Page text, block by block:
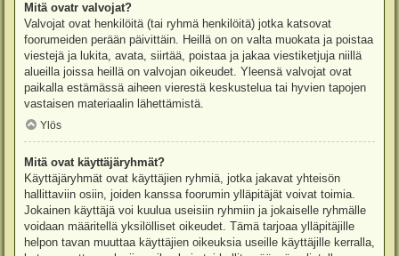
Mitä ovatr valvojat?
Valvojat ovat henkilöitä (tai ryhmä henkilöitä) jotka katsovat
foorumeiden perään päivittäin. Heillä on on valta muokata ja poistaa
viestejä ja lukita, avata, siirtää, poistaa ja jakaa viestiketjuja niillä
alueilla joissa heillä on valvojan oikeudet. Yleensä valvojat ovat
paikalla estämässä aiheen vierestä keskustelua tai hyvien tapojen
vastaisen materiaalin lähettämistä.
Ylös
Mitä ovat käyttäjäryhmät?
Käyttäjäryhmät ovat käyttäjien ryhmiä, jotka jakavat yhteisön
hallittaviin osiin, joiden kanssa foorumin ylläpitäjät voivat toimia.
Jokainen käyttäjä voi kuulua useisiin ryhmiin ja jokaiselle ryhmälle
voidaan määritellä yksilölliset oikeudet. Tämä tarjoaa ylläpitäjille
helpon tavan muuttaa käyttäjien oikeuksia useille käyttäjille kerralla,